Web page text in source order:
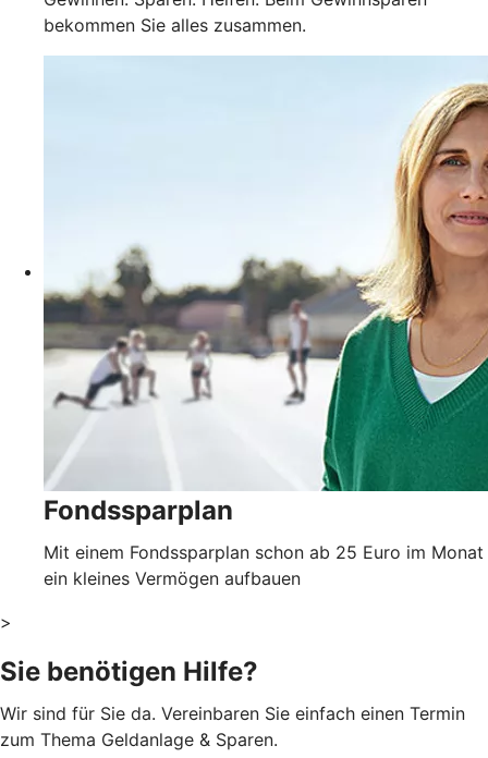
bekommen Sie alles zusammen.
Fondssparplan
Mit einem Fondssparplan schon ab 25 Euro im Monat
ein kleines Vermögen aufbauen
>
Sie benötigen Hilfe?
Wir sind für Sie da. Vereinbaren Sie einfach einen Termin
zum Thema Geldanlage & Sparen.